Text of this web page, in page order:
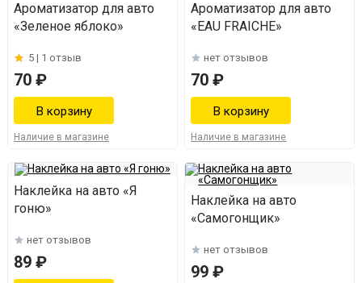
Ароматизатор для авто
«Зеленое яблоко»
5 | 1 отзыв
70 ₽
Наличие в магазине
Ароматизатор для авто
«EAU FRAICHE»
нет отзывов
70 ₽
Наличие в магазине
Наклейка на авто «Я
гоню»
нет отзывов
89 ₽
Наклейка на авто
«Самогонщик»
нет отзывов
99 ₽